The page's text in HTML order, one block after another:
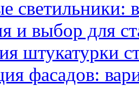
светильники:
и выбор для
штукатурки
фасадов: